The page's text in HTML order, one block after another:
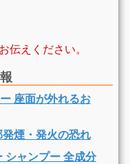
伝えください。
座面が外れるお
煙・発火の恐れ
シャンプー 全成分